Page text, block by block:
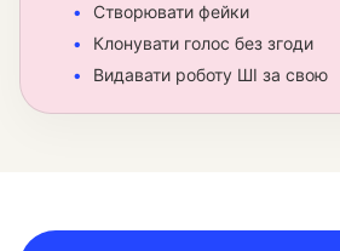
Створювати фейки
Клонувати голос без згоди
Видавати роботу ШІ за свою